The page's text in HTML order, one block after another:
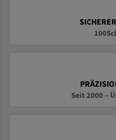
Seit 2000 –